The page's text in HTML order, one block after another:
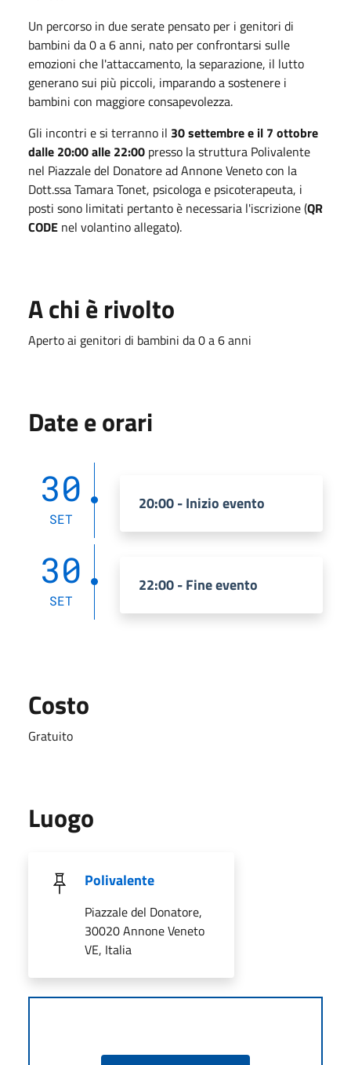
Un percorso in due serate pensato per i genitori di
bambini da 0 a 6 anni, nato per confrontarsi sulle
emozioni che l'attaccamento, la separazione, il lutto
generano sui più piccoli, imparando a sostenere i
bambini con maggiore consapevolezza.
Gli incontri e si terranno il 30 settembre e il 7 ottobre
dalle 20:00 alle 22:00 presso la struttura Polivalente
nel Piazzale del Donatore ad Annone Veneto con la
Dott.ssa Tamara Tonet, psicologa e psicoterapeuta, i
posti sono limitati pertanto è necessaria l'iscrizione (QR
CODE nel volantino allegato).
A chi è rivolto
Aperto ai genitori di bambini da 0 a 6 anni
Date e orari
30
SET
20:00 - Inizio evento
30
SET
22:00 - Fine evento
Costo
Gratuito
Luogo
Polivalente
Piazzale del Donatore,
30020 Annone Veneto
VE, Italia